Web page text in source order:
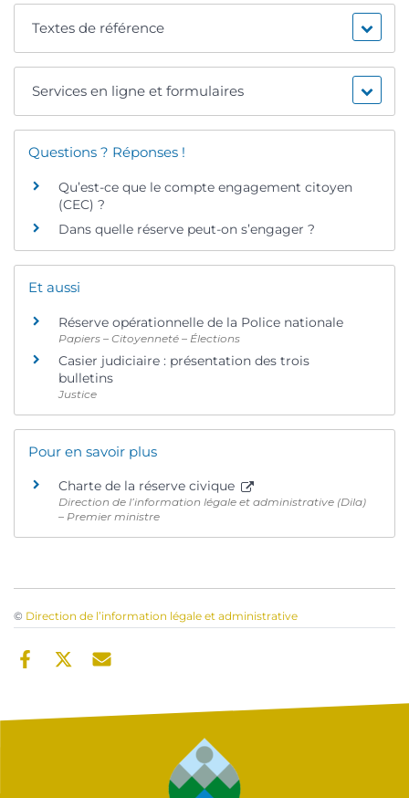
Textes de référence
Services en ligne et formulaires
Questions ? Réponses !
Qu’est-ce que le compte engagement citoyen
(CEC) ?
Dans quelle réserve peut-on s’engager ?
Et aussi
Réserve opérationnelle de la Police nationale
Papiers – Citoyenneté – Élections
Casier judiciaire : présentation des trois
bulletins
Justice
Pour en savoir plus
Charte de la réserve civique
Direction de l’information légale et administrative (Dila)
– Premier ministre
© Direction de l’information légale et administrative